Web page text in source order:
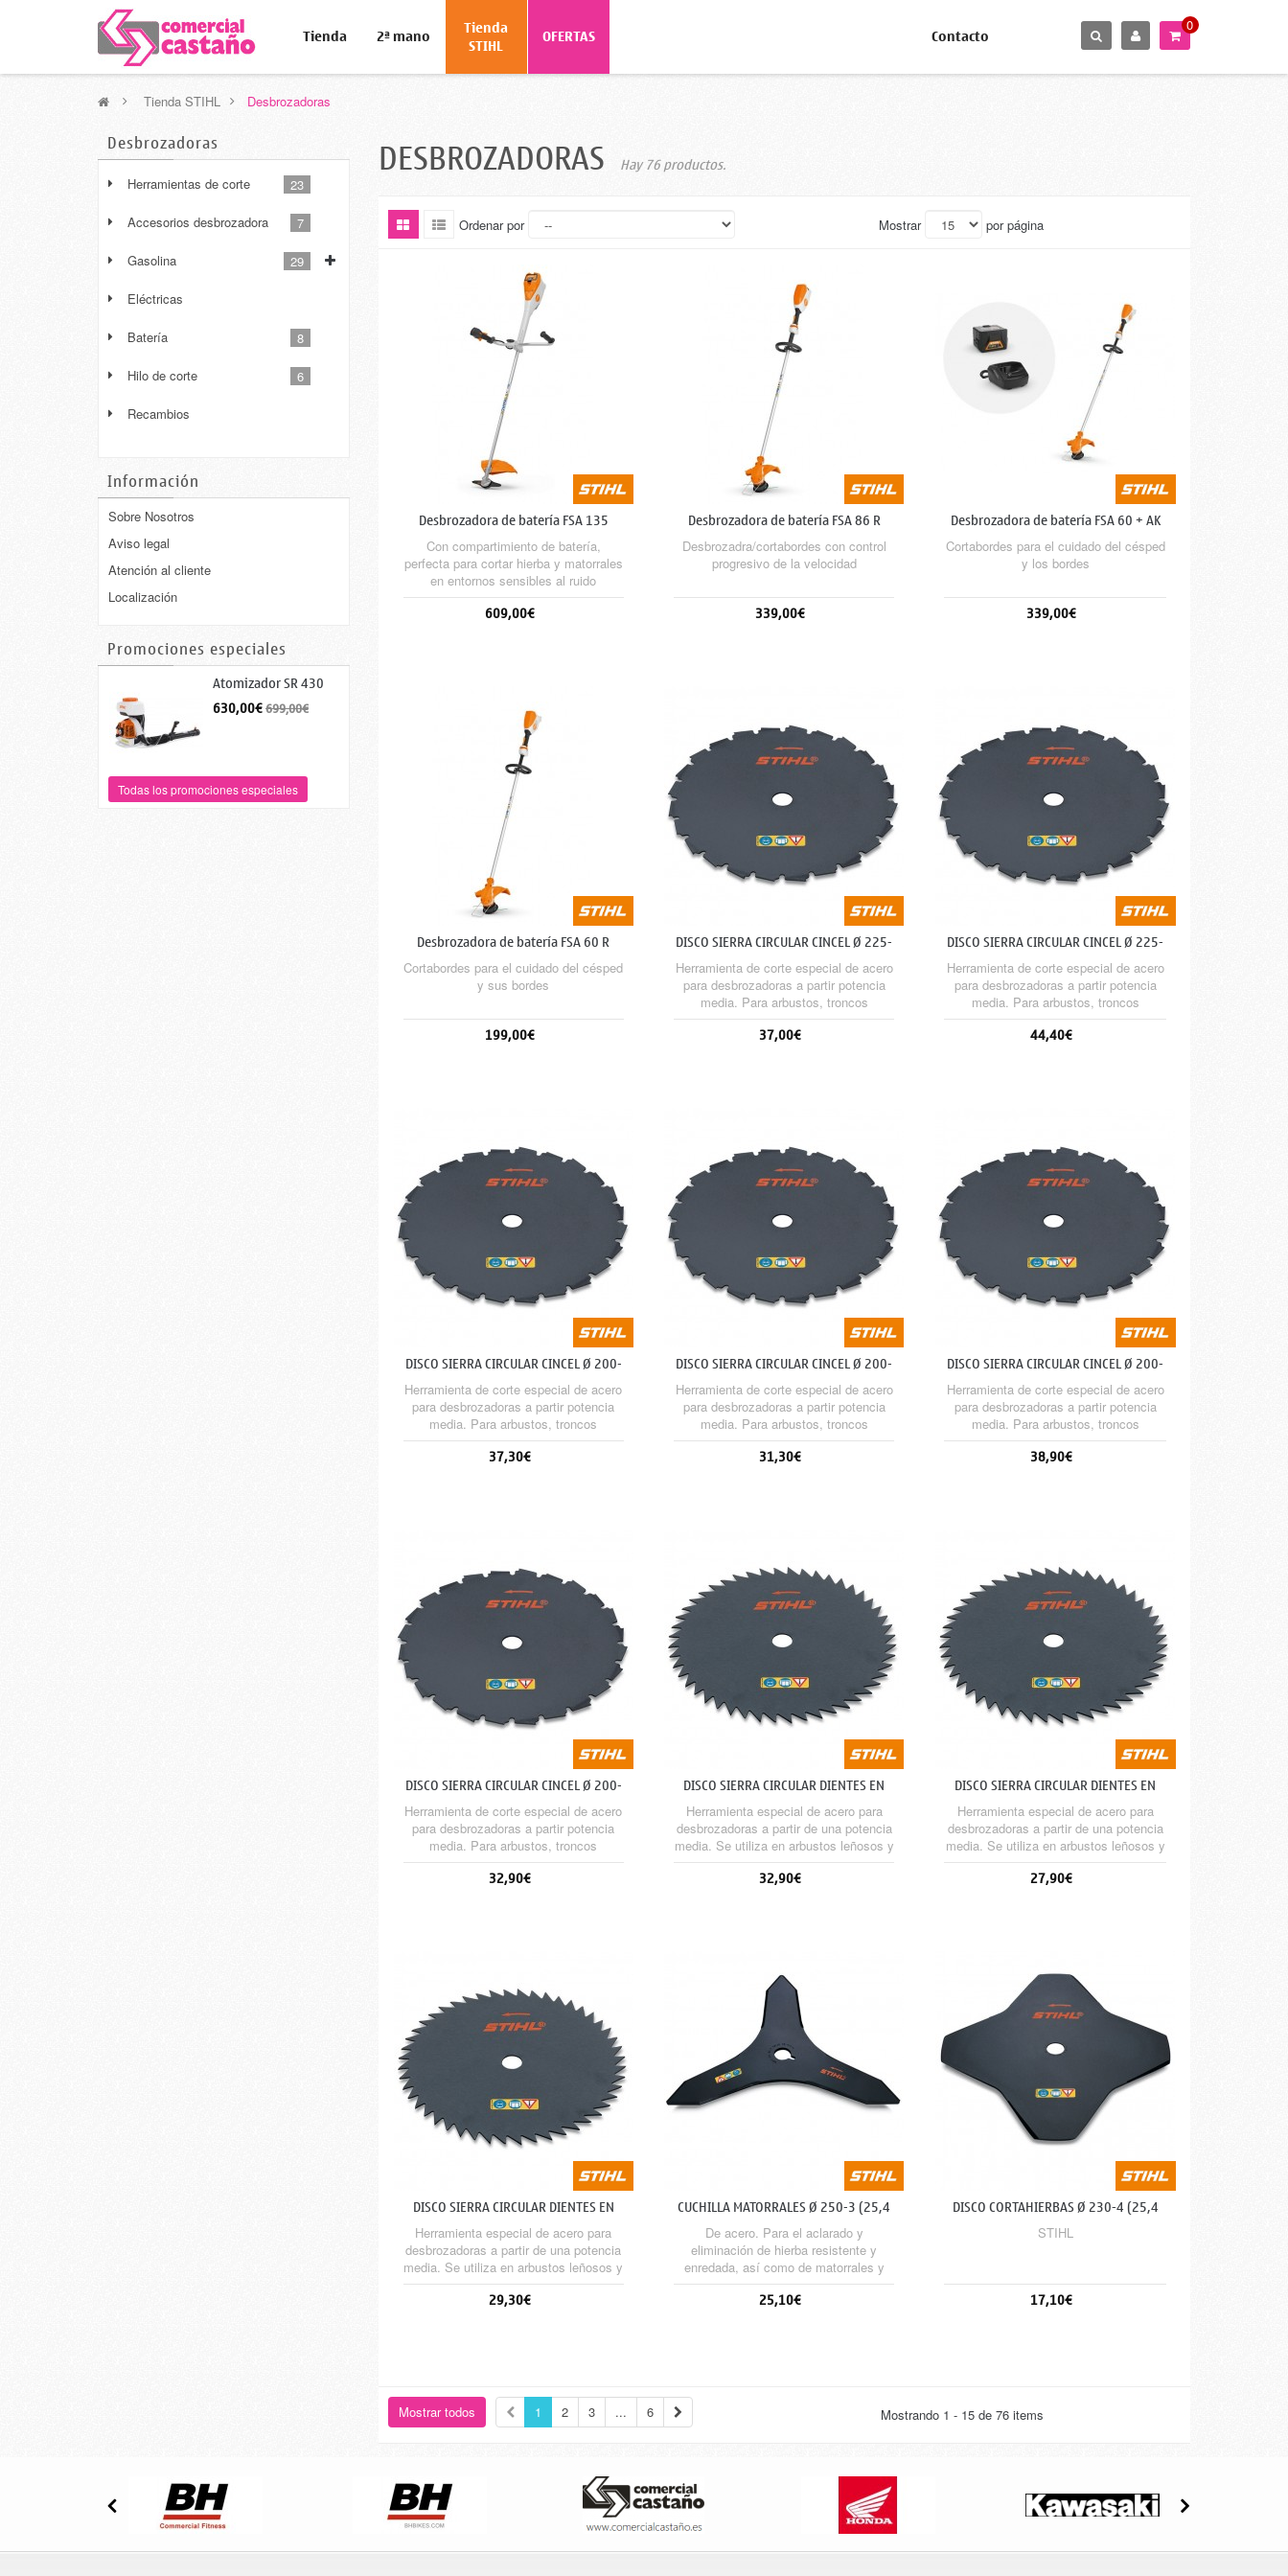
Tienda 2ª mano Tienda
STIHL OFERTAS Contacto
0
> Tienda STIHL > Desbrozadoras
Desbrozadoras
Herramientas de corte 23
Accesorios desbrozadora 7
Gasolina 29
Eléctricas
Batería 8
Hilo de corte 6
Recambios
Información
Sobre Nosotros
Aviso legal
Atención al cliente
Localización
Promociones especiales
Atomizador SR 430
630,00€699,00€
Todas los promociones especiales
DESBROZADORAS Hay 76 productos.
Ordenar por Mostrar por página
Desbrozadora de batería FSA 135
Con compartimiento de batería,
perfecta para cortar hierba y matorrales
en entornos sensibles al ruido
609,00€
Desbrozadora de batería FSA 86 R
Desbrozadra/cortabordes con control
progresivo de la velocidad
339,00€
Desbrozadora de batería FSA 60 + AK
20 +...
Cortabordes para el cuidado del césped
y los bordes
339,00€
Desbrozadora de batería FSA 60 R
Cortabordes para el cuidado del césped
y sus bordes
199,00€
DISCO SIERRA CIRCULAR CINCEL Ø 225-
24 (20 MM)
Herramienta de corte especial de acero
para desbrozadoras a partir potencia
media. Para arbustos, troncos
delgados, aplicaciones de aserrado y
limpieza. High-Performance versión
37,00€
DISCO SIERRA CIRCULAR CINCEL Ø 225-
Herramienta de corte especial de acero
para desbrozadoras a partir potencia
media. Para arbustos, troncos
delgados, aplicaciones de aserrado y
limpieza. High-Performance versión
44,40€
DISCO SIERRA CIRCULAR CINCEL Ø 200-
Herramienta de corte especial de acero
para desbrozadoras a partir potencia
media. Para arbustos, troncos
delgados, aplicaciones de aserrado y
limpieza. High-Performance versión
37,30€
DISCO SIERRA CIRCULAR CINCEL Ø 200-
Herramienta de corte especial de acero
para desbrozadoras a partir potencia
media. Para arbustos, troncos
delgados, aplicaciones de aserrado y
limpieza. High-Performance versión
31,30€
DISCO SIERRA CIRCULAR CINCEL Ø 200-
22 (MM) HP
Herramienta de corte especial de acero
para desbrozadoras a partir potencia
media. Para arbustos, troncos
delgados, aplicaciones de aserrado y
limpieza. High-Performance versión
38,90€
DISCO SIERRA CIRCULAR CINCEL Ø 200-
22 (20 MM)
Herramienta de corte especial de acero
para desbrozadoras a partir potencia
media. Para arbustos, troncos
delgados, aplicaciones de aserrado y
limpieza. High-Performance versión
32,90€
DISCO SIERRA CIRCULAR DIENTES EN
PICO Ø...
Herramienta especial de acero para
desbrozadoras a partir de una potencia
media. Se utiliza en arbustos leñosos y
troncos delgados de árboles. Es
obligatorio el uso de protectores con
32,90€
DISCO SIERRA CIRCULAR DIENTES EN
PICO Ø...
Herramienta especial de acero para
desbrozadoras a partir de una potencia
media. Se utiliza en arbustos leñosos y
troncos delgados de árboles. Es
obligatorio el uso de protectores con las
27,90€
DISCO SIERRA CIRCULAR DIENTES EN
PICO Ø...
Herramienta especial de acero para
desbrozadoras a partir de una potencia
media. Se utiliza en arbustos leñosos y
troncos delgados de árboles. Es
obligatorio el uso de protectores con
29,30€
CUCHILLA MATORRALES Ø 250-3 (25,4
De acero. Para el aclarado y
eliminación de hierba resistente y
enredada, así como de matorrales y
zarzales. Es obligatorio el uso de
protectores con las herramientas de
25,10€
DISCO CORTAHIERBAS Ø 230-4 (25,4
MM)
STIHL
17,10€
Mostrar todos 1 2 3 ... 6 Mostrando 1 - 15 de 76 items